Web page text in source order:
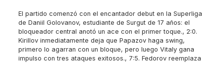
El partido comenzó con el encantador debut en la Superliga
de Daniil Golovanov, estudiante de Surgut de 17 años: el
bloqueador central anotó un ace con el primer toque., 2:0.
Kirillov inmediatamente deja que Papazov haga swing,
primero lo agarran con un bloque, pero luego Vitaly gana
impulso con tres ataques exitosos., 7:5. Fedorov reemplaza